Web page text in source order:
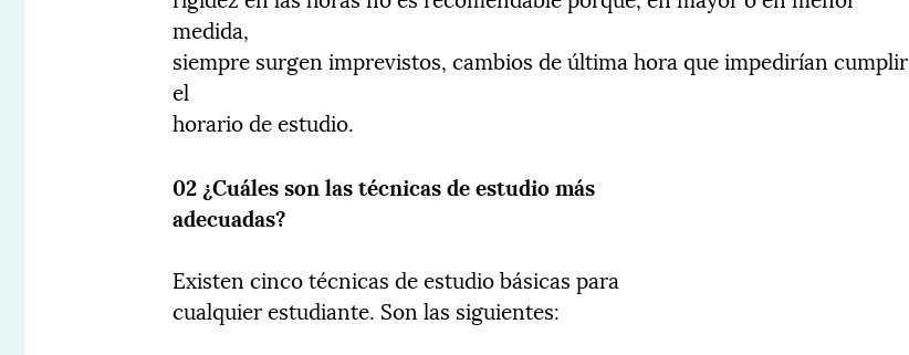
medida,
siempre surgen imprevistos, cambios de última hora que impedirían cumplir
el
horario de estudio.
02 ¿Cuáles son las técnicas de estudio más
adecuadas?
Existen cinco técnicas de estudio básicas para
cualquier estudiante. Son las siguientes: